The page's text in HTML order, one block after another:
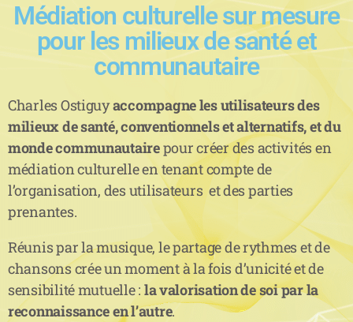
Médiation culturelle sur mesure
pour les milieux de santé et
communautaire
Charles Ostiguyaccompagne les utilisateurs des
milieux de santé, conventionnels et alternatifs, et du
monde communautairepour créer des activités en
médiation culturelle en tenant compte de
l’organisation, des utilisateurs et des parties
prenantes.
Réunis par la musique, le partage de rythmes et de
chansons crée un moment à la fois d’unicité et de
sensibilité mutuelle : la valorisation de soi par la
reconnaissance en l’autre.